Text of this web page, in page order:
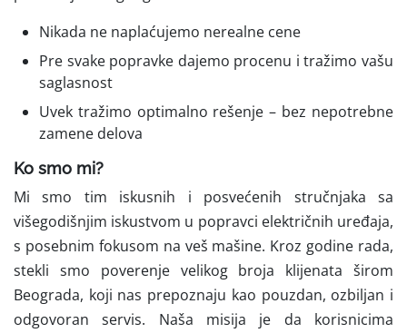
Nikada ne naplaćujemo nerealne cene
Pre svake popravke dajemo procenu i tražimo vašu
saglasnost
Uvek tražimo optimalno rešenje – bez nepotrebne
zamene delova
Ko smo mi?
Mi smo tim iskusnih i posvećenih stručnjaka sa
višegodišnjim iskustvom u popravci električnih uređaja,
s posebnim fokusom na veš mašine. Kroz godine rada,
stekli smo poverenje velikog broja klijenata širom
Beograda, koji nas prepoznaju kao pouzdan, ozbiljan i
odgovoran servis. Naša misija je da korisnicima